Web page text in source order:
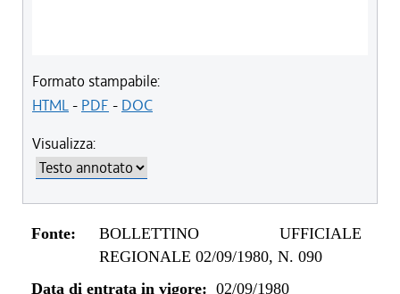
Formato stampabile:
HTML- PDF - DOC
Visualizza:
Fonte:
BOLLETTINO UFFICIALE
REGIONALE 02/09/1980, N. 090
Data di entrata in vigore: 02/09/1980